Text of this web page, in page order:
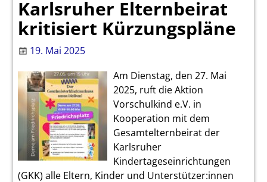
Karlsruher Elternbeirat
kritisiert Kürzungspläne
19. Mai 2025
Am Dienstag, den 27. Mai
2025, ruft die Aktion
Vorschulkind e.V. in
Kooperation mit dem
Gesamtelternbeirat der
Karlsruher
Kindertageseinrichtungen
(GKK) alle Eltern, Kinder und Unterstützer:innen